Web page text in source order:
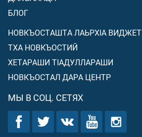
БЛОГ
НОВКЪОСТАШТА ЛАЬРХIА ВИДЖЕТ
ТХА НОВКЪОСТИЙ
ХЕТАРАШИ ТIАДУЛЛАРАШИ
НОВКЪОСТАЛ ДАРА ЦЕНТР
МЫ В СОЦ. СЕТЯХ